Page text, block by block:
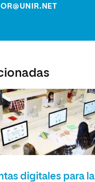
digitales para la